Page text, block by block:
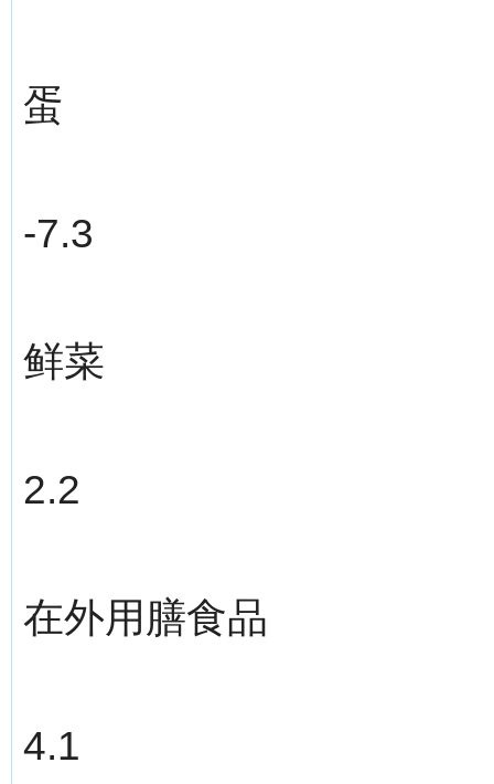
蛋
-7.3
鲜菜
2.2
在外用膳食品
4.1